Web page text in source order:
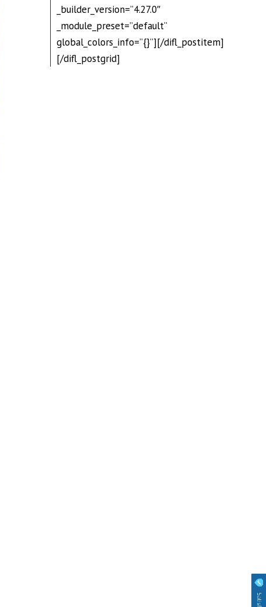
_builder_version=”4.27.0″
_module_preset=”default”
global_colors_info=”{}”][/difl_postitem]
[/difl_postgrid]